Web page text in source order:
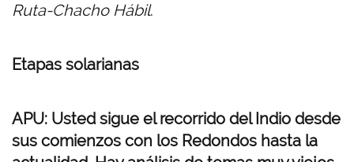
Ruta-Chacho Hábil.
Etapas solarianas
APU: Usted sigue el recorrido del Indio desde
sus comienzos con los Redondos hasta la